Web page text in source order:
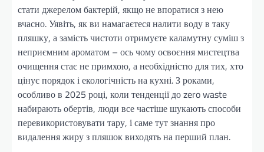
стати джерелом бактерій, якщо не впоратися з нею
вчасно. Уявіть, як ви намагаєтеся налити воду в таку
пляшку, а замість чистоти отримуєте каламутну суміш з
неприємним ароматом – ось чому освоєння мистецтва
очищення стає не примхою, а необхідністю для тих, хто
цінує порядок і екологічність на кухні. З роками,
особливо в 2025 році, коли тенденції до zero waste
набирають обертів, люди все частіше шукають способи
перевикористовувати тару, і саме тут знання про
видалення жиру з пляшок виходять на перший план.